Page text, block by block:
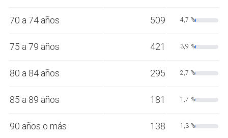
70 a 74 años 509 4,7 %
75 a 79 años 421 3,9 %
80 a 84 años 295 2,7 %
85 a 89 años 181 1,7 %
90 años o más 138 1,3 %